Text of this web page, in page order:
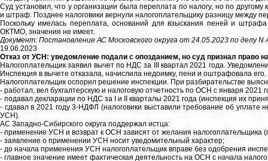
Суд установил, что у организации была переплата по налогу, но по
и штраф. Позднее налоговики вернули налогоплательщику разницу между
Поскольку имелась переплата, оснований для взыскания пеней и
ОКТМО, значения не имеет.
Документ: Постановление АС Московского округа от 24.05.2023 по делу N
19.06.2023
Отказ от УСН: уведомление подали с опозданием, но суд признал право
Налогоплательщик заявил вычет по НДС за III квартал 2021 года.
Инспекция в вычете отказала, начислила недоимку, пени и оштрафовала его.
Налогоплательщик оспорил решение инспекции. При разбирательстве
- работал, вел бухгалтерскую и налоговую отчетность по ОСН с января 2021
- подавал декларации по НДС за I и II кварталы 2021 года (инспекция их
- сдавал в 2021 году 3-НДФЛ (налоговики выставили требование об уплате
УСН).
АС Западно-Сибирского округа поддержал истца:
- применение УСН и возврат к ОСН зависят от желания налогоплательщика
- заявление о применении УСН носит уведомительный характер;
- до начала применения УСН налогоплательщик вправе без одобрения
- главное значение имеет фактическая деятельность на ОСН с начала